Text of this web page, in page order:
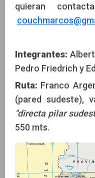
quieran
Integrantes:
Pedro Friedrich y
Ruta: Franco
(pared sudeste),
"directa pilar
550 mts.